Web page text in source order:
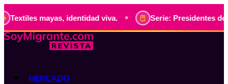
mayas, identidad viva. • Serie: Presidentes de
MERCADO